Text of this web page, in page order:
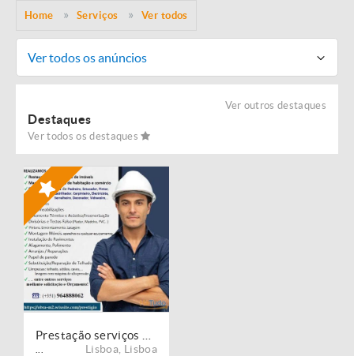
Home Serviços Ver todos
Ver todos os anúncios
Ver outros destaques
Destaques
Ver todos os destaques
Lisboa Lisboa